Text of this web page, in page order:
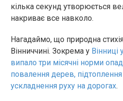
кілька секунд утворюється
накриває все навколо.
Нагадаймо, що природна
Вінниччині. Зокрема у
випало три місячні норми
повалення дерев,
ускладнення руху на дорогах.